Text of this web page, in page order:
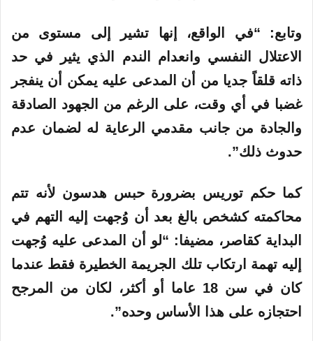
وتابع: “في الواقع، إنها تشير إلى مستوى من
الاعتلال النفسي وانعدام الندم الذي يثير في حد
ذاته قلقاً جديا من أن المدعى عليه يمكن أن ينفجر
غضبا في أي وقت، على الرغم من الجهود الصادقة
والجادة من جانب مقدمي الرعاية له لضمان عدم
حدوث ذلك”.
كما حكم توريس بضرورة حبسهدسون لأنه تتم
محاكمته كشخص بالغ بعد أن وُجهت إليه التهم في
البداية كقاصر، مضيفا: “لو أن المدعى عليه وُجهت
إليه تهمة ارتكاب تلك الجريمة الخطيرة فقط عندما
كان في سن 18 عاما أو أكثر، لكان من المرجح
احتجازه على هذا الأساس وحده”.